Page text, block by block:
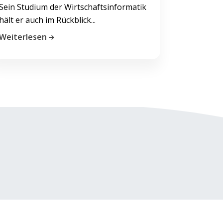
Studium der Wirtschaftsinformatik
hält er auch im Rückblick...